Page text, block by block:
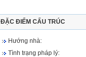
ĐẶC ĐIỂM CẤU TRÚC
Hướng nhà:
Tình trạng pháp lý: